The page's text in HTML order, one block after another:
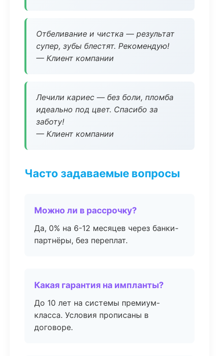
Отбеливание и чистка — результат
супер, зубы блестят. Рекомендую!
— Клиент компании
Лечили кариес — без боли, пломба
идеально под цвет. Спасибо за
заботу!
— Клиент компании
Часто задаваемые вопросы
Можно ли в рассрочку?
Да, 0% на 6-12 месяцев через банки-
партнёры, без переплат.
Какая гарантия на импланты?
До 10 лет на системы премиум-
класса. Условия прописаны в
договоре.